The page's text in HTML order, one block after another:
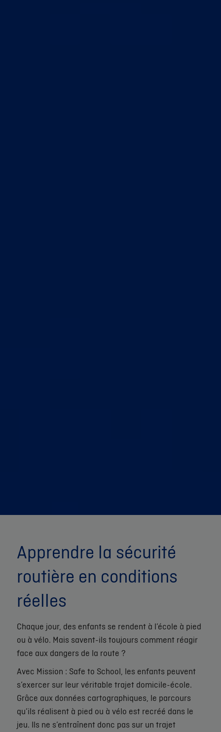
Apprendre la sécurité
routière en conditions
réelles
Chaque jour, des enfants se rendent à l’école à pied
ou à vélo.​ Mais savent-ils toujours comment réagir
face aux dangers de la route ?​
​Avec Mission : Safe to School, les enfants peuvent
s’exercer sur leur véritable trajet domicile-école.
Grâce aux données cartographiques, le parcours
qu’ils réalisent à pied ou à vélo est recréé dans le
jeu. Ils ne s’entraînent donc pas sur un trajet